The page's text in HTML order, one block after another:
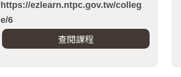
https://ezlearn.ntpc.gov.tw/colleg
e/6